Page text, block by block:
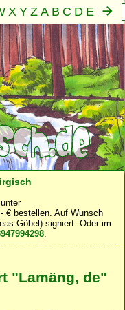
X Y Z A B C D E
·Gemeinschaft·
€ bestellen. Auf Wunsch
Göbel) signiert. Oder im
.
"Lamäng, de"